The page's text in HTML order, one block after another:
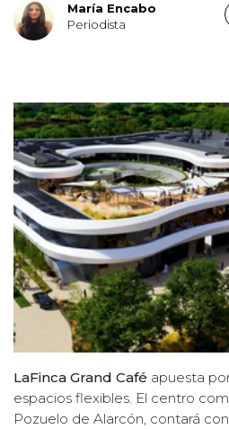
María Encabo
Periodista
LaFinca Grand Café apuesta
espacios flexibles. El centro
Pozuelo de Alarcón, contará